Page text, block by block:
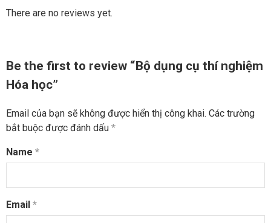
There are no reviews yet.
Be the first to review “Bộ dụng cụ thí nghiệm
Hóa học”
Email của bạn sẽ không được hiển thị công khai. Các trường
bắt buộc được đánh dấu *
Name *
Email *